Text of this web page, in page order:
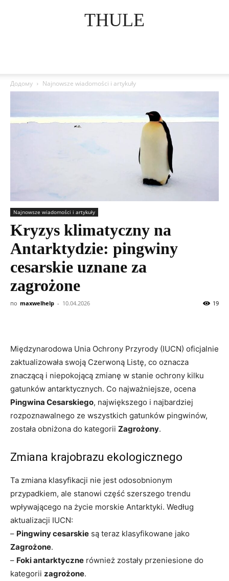
THULE
Додому Najnowsze wiadomości i artykuły
Najnowsze wiadomości i artykuły
Kryzys klimatyczny na
Antarktydzie: pingwiny
cesarskie uznane za
zagrożone
по maxwelhelp - 10.04.2026 19
Międzynarodowa Unia Ochrony Przyrody (IUCN) oficjalnie
zaktualizowała swoją Czerwoną Listę, co oznacza
znaczącą i niepokojącą zmianę w stanie ochrony kilku
gatunków antarktycznych. Co najważniejsze, ocena
Pingwina Cesarskiego, największego i najbardziej
rozpoznawalnego ze wszystkich gatunków pingwinów,
została obniżona do kategorii Zagrożony.
Zmiana krajobrazu ekologicznego
Ta zmiana klasyfikacji nie jest odosobnionym
przypadkiem, ale stanowi część szerszego trendu
wpływającego na życie morskie Antarktyki. Według
aktualizacji IUCN:
– Pingwiny cesarskie są teraz klasyfikowane jako
Zagrożone.
– Foki antarktyczne również zostały przeniesione do
kategorii zagrożone.